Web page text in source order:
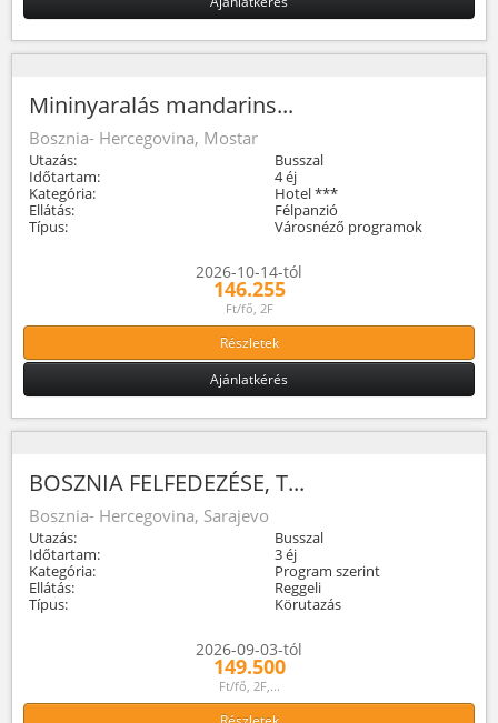
Mininyaralás mandarins...
Bosznia- Hercegovina, Mostar
Utazás:
Busszal
Időtartam:
4 éj
Kategória:
Hotel ***
Ellátás:
Félpanzió
Típus:
Városnéző programok
2026-10-14-tól
146.255
Ft/fő, 2F
Részletek
Ajánlatkérés
BOSZNIA FELFEDEZÉSE, T...
Bosznia- Hercegovina, Sarajevo
Utazás:
Busszal
Időtartam:
3 éj
Kategória:
Program szerint
Ellátás:
Reggeli
Típus:
Körutazás
2026-09-03-tól
149.500
Ft/fő, 2F,...